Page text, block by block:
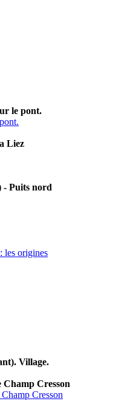
le pont.
Liez
- Puits nord
les origines
Village.
Champ Cresson
Cresson